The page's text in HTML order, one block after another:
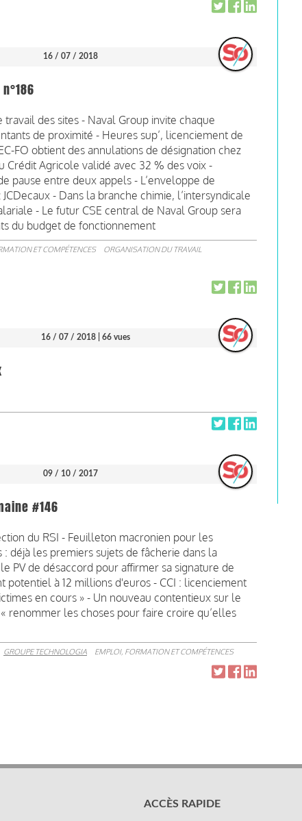
16 / 07 / 2018
des sites - Naval Group invite chaque
de proximité - Heures sup’, licenciement de
FO obtient des annulations de désignation chez
Crédit Agricole validé avec 32 % des voix -
pause entre deux appels - L’enveloppe de
- Dans la branche chimie, l’intersyndicale
- Le futur CSE central de Naval Group sera
du budget de fonctionnement
ET COMPÉTENCES
ORGANISATION DU TRAVAIL
16 / 07 / 2018 | 66 vues
09 / 10 / 2017
#146
du RSI - Feuilleton macronien pour les
déjà les premiers sujets de fâcherie dans la
PV de désaccord pour affirmer sa signature de
potentiel à 12 millions d'euros - CCI : licenciement
en cours » - Un nouveau contentieux sur le
renommer les choses pour faire croire qu’elles
GROUPE TECHNOLOGIA EMPLOI, FORMATION ET COMPÉTENCES
ACCÈS RAPIDE